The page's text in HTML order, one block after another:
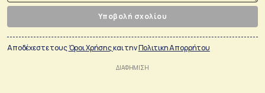
Υποβολή σχολίου
Αποδέχεστε τουςΌροι Χρήσηςκαι τηνΠολιτικη Απορρήτου